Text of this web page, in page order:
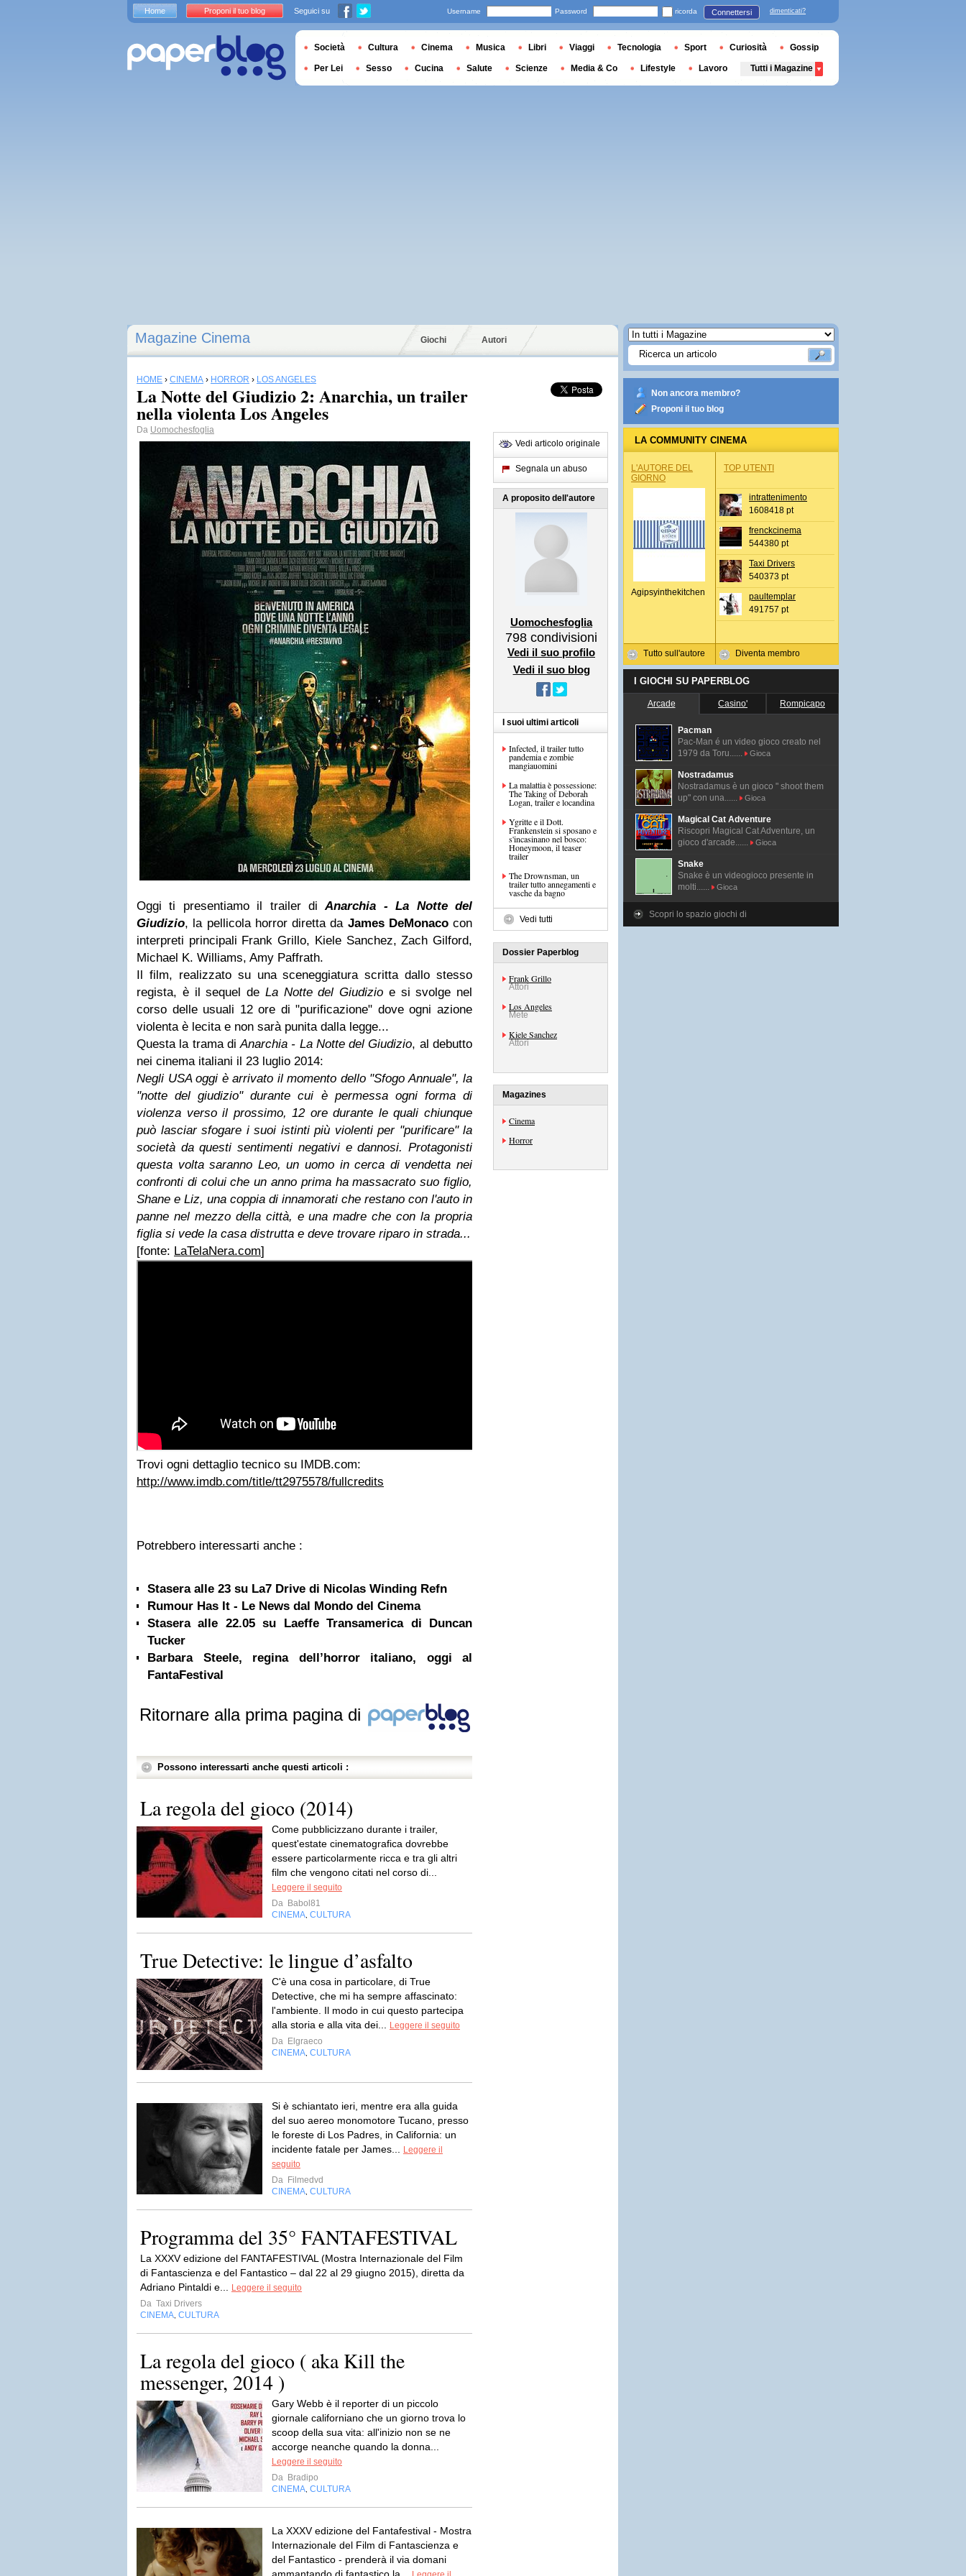
Magazine Cinema Giochi Autori
HOME › CINEMA › HORROR › LOS ANGELES
La Notte del Giudizio 2: Anarchia, un trailer
nella violenta Los Angeles
Da Uomochesfoglia
Oggi ti presentiamo il trailer diAnarchia - La Notte del
Giudizio, la pellicola horror diretta da James DeMonacocon
interpreti principali Frank Grillo, Kiele Sanchez, Zach Gilford,
Michael K. Williams, Amy Paffrath.
Il film, realizzato su una sceneggiatura scritta dallo stesso
regista, è il sequel de La Notte del Giudizio e si svolge nel
corso delle usuali 12 ore di "purificazione" dove ogni azione
violenta è lecita e non sarà punita dalla legge...
Questa la trama diAnarchia - La Notte del Giudizio, al debutto
nei cinema italiani il 23 luglio 2014:
Negli USA oggi è arrivato il momento dello "Sfogo Annuale", la
"notte del giudizio" durante cui è permessa ogni forma di
violenza verso il prossimo, 12 ore durante le quali chiunque
può lasciar sfogare i suoi istinti più violenti per "purificare" la
società da questi sentimenti negativi e dannosi. Protagonisti
questa volta saranno Leo, un uomo in cerca di vendetta nei
confronti di colui che un anno prima ha massacrato suo figlio,
Shane e Liz, una coppia di innamorati che restano con l'auto in
panne nel mezzo della città, e una madre che con la propria
figlia si vede la casa distrutta e deve trovare riparo in strada...
[fonte: LaTelaNera.com]
Trovi ogni dettaglio tecnico su IMDB.com:
http://www.imdb.com/title/tt2975578/fullcredits
Potrebbero interessarti anche :
Stasera alle 23 su La7 Drive di Nicolas Winding Refn
Rumour Has It - Le News dal Mondo del Cinema
Stasera alle 22.05 su Laeffe Transamerica di Duncan
Tucker
Barbara Steele, regina dell’horror italiano, oggi al
FantaFestival
Ritornare alla prima pagina di
Possono interessarti anche questi articoli :
La regola del gioco (2014)
Come pubblicizzano durante i trailer,
quest'estate cinematografica dovrebbe
essere particolarmente ricca e tra gli altri
film che vengono citati nel corso di...
Leggere il seguito
Da Babol81
CINEMA CULTURA
True Detective: le lingue d’asfalto
C'è una cosa in particolare, di True
Detective, che mi ha sempre affascinato:
l'ambiente. Il modo in cui questo partecipa
alla storia e alla vita dei...
Leggere il seguito
Da Elgraeco
CINEMA CULTURA
Si è schiantato ieri, mentre era alla guida
del suo aereo monomotore Tucano, presso
le foreste di Los Padres, in California: un
incidente fatale per James...
Leggere il
seguito
Da Filmedvd
CINEMA CULTURA
Programma del 35° FANTAFESTIVAL
La XXXV edizione del FANTAFESTIVAL (Mostra Internazionale del Film
di Fantascienza e del Fantastico – dal 22 al 29 giugno 2015), diretta da
Adriano Pintaldi e...
Leggere il seguito
Da Taxi Drivers
CINEMA CULTURA
La regola del gioco ( aka Kill the
messenger, 2014 )
Gary Webb è il reporter di un piccolo
giornale californiano che un giorno trova lo
scoop della sua vita: all'inizio non se ne
accorge neanche quando la donna...
Leggere il seguito
Da Bradipo
CINEMA CULTURA
La XXXV edizione del Fantafestival - Mostra
Internazionale del Film di Fantascienza e
del Fantastico - prenderà il via domani
Vedi articolo originale
Segnala un abuso
A proposito dell'autore
Uomochesfoglia
798 condivisioni
Vedi il suo profilo
Vedi il suo blog
I suoi ultimi articoli
Infected, il trailer tutto
pandemia e zombie
mangiauomini
La malattia è possessione:
The Taking of Deborah
Logan, trailer e locandina
Ygritte e il Dott.
Frankenstein si sposano e
s'incasinano nel bosco:
Honeymoon, il teaser
trailer
The Drownsman, un
trailer tutto annegamenti e
vasche da bagno
Vedi tutti
Dossier Paperblog
Frank Grillo
Attori
Los Angeles
Mete
Kiele Sanchez
Attori
Magazines
Cinema
Horror
Non ancora membro?
Proponi il tuo blog
LA COMMUNITY CINEMA
L'AUTORE DEL
GIORNO
Agipsyinthekitchen
Tutto sull'autore
TOP UTENTI
intrattenimento
1608418 pt
frenckcinema
544380 pt
Taxi Drivers
540373 pt
paultemplar
491757 pt
Diventa membro
I GIOCHI SU PAPERBLOG
Arcade Casino' Rompicapo
Pacman
Pac-Man é un video gioco creato nel
1979 da Toru......
Gioca
Nostradamus
Nostradamus è un gioco " shoot them
up" con una......
Gioca
Magical Cat Adventure
Riscopri Magical Cat Adventure, un
gioco d'arcade......
Gioca
Snake
Snake è un videogioco presente in
molti......
Gioca
Scopri lo spazio giochi di
Home Proponi il tuo blog Seguici su Username Password ricorda Connettersi dimenticati?
Società Cultura Cinema Musica Libri Viaggi Tecnologia Sport Curiosità Gossip
Per Lei Sesso Cucina Salute Scienze Media & Co Lifestyle Lavoro Tutti i Magazine